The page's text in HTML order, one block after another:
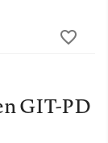
GIT-PD